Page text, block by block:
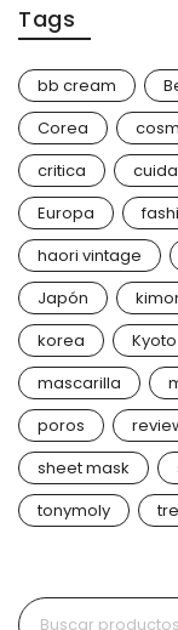
Tags
bb cream
Corea
critica
Europa
haori vintage
Japón
korea
Kyoto
mascarilla
poros
sheet mask
tonymoly